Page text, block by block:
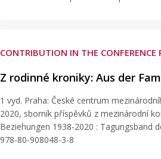
CONTRIBUTION IN THE CONFERENCE
Z rodinné kroniky: Aus der
1 vyd. Praha: České centrum
2020, sborník příspěvků z mezinárodní
Beziehungen 1938-2020 : Tagungsband
978-80-908048-3-8